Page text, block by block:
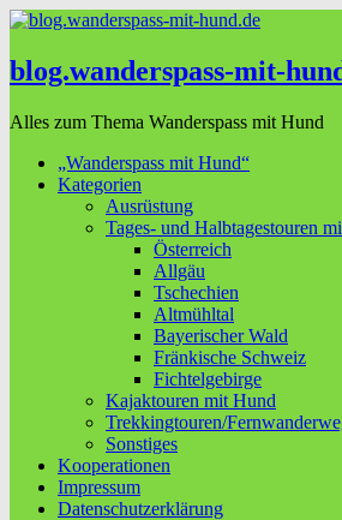
blog.wanderspass-mit-
Alles zum Thema Wanderspass mit Hund
„Wanderspass mit Hund“
Kategorien
Ausrüstung
Tages- und Halbtagestouren
Österreich
Allgäu
Tschechien
Altmühltal
Bayerischer Wald
Fränkische Schweiz
Fichtelgebirge
Kajaktouren mit Hund
Trekkingtouren/
Sonstiges
Kooperationen
Impressum
Datenschutzerklärung